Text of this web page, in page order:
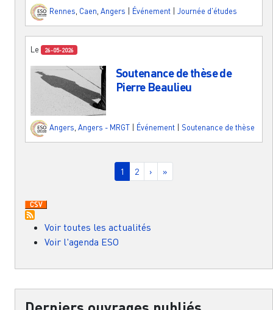
Rennes Caen Angers Événement Journée d'études
Le 26-05-2026
Soutenance de thèse de
Pierre Beaulieu
Angers Angers - MRGT Événement Soutenance de thèse
Page courante
1 Page
2 Page suivante
› Dernière page
»
Voir toutes les actualités
Voir l'agenda ESO